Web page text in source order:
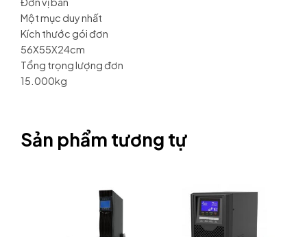
Một mục duy nhất
Kích thước gói đơn
56X55X24cm
Tổng trọng lượng đơn
15.000kg
Sản phẩm tương tự